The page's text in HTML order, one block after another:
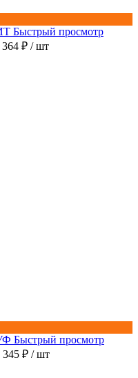
Быстрый просмотр
364 ₽ / шт
Быстрый просмотр
345 ₽ / шт